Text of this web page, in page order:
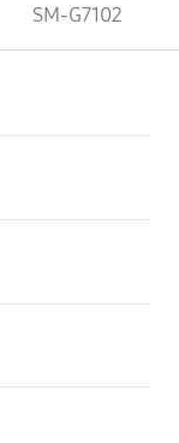
SM-G7102